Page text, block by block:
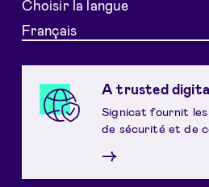
Choisir la langue
Français
A trusted
Signicat fournit
de sécurité et de
→